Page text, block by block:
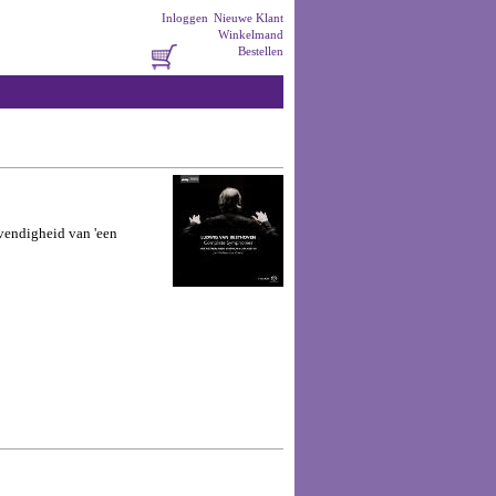
Nieuwe Klant
Inloggen
Winkelmand
Bestellen
van 'een